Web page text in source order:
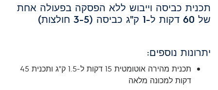
תכנית כביסה וייבוש ללא הפסקה בפעולה אחת
של 60 דקות ל-1 ק"ג כביסה (3-5 חולצות)
יתרונות נוספים:
תכנית מהירה אוטומטית 15 דקות ל-1.5 ק"ג ותכנית 45
דקות למכונה מלאה